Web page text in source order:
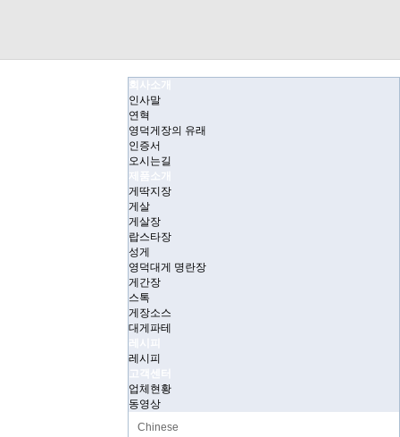
회사소개
인사말
연혁
영덕게장의 유래
인증서
오시는길
제품소개
게딱지장
게살
게살장
랍스타장
성게
영덕대게 명란장
게간장
스톡
게장소스
대게파테
레시피
레시피
고객센터
업체현황
동영상
Chinese